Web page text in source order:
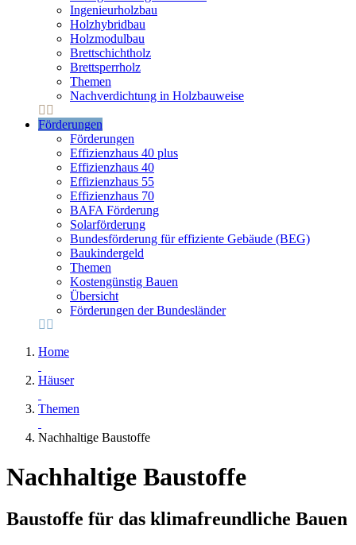
Ingenieurholzbau
Holzhybridbau
Holzmodulbau
Brettschichtholz
Brettsperrholz
Themen
Nachverdichtung in Holzbauweise
Förderungen
Förderungen
Effizienzhaus 40 plus
Effizienzhaus 40
Effizienzhaus 55
Effizienzhaus 70
BAFA Förderung
Solarförderung
Bundesförderung für effiziente Gebäude (BEG)
Baukindergeld
Themen
Kostengünstig Bauen
Übersicht
Förderungen der Bundesländer
Home
Häuser
Themen
Nachhaltige Baustoffe
Nachhaltige Baustoffe
Baustoffe für das klimafreundliche Bauen